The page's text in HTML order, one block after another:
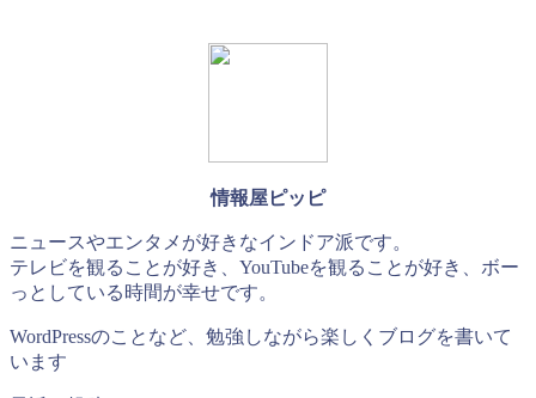
情報屋ピッピ
ニュースやエンタメが好きなインドア派です。
テレビを観ることが好き、YouTubeを観ることが好き、ボー
っとしている時間が幸せです。
WordPressのことなど、勉強しながら楽しくブログを書いて
います